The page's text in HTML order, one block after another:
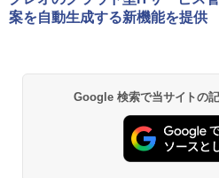
案を自動生成する新機能を提供
Google 検索で当サイトの